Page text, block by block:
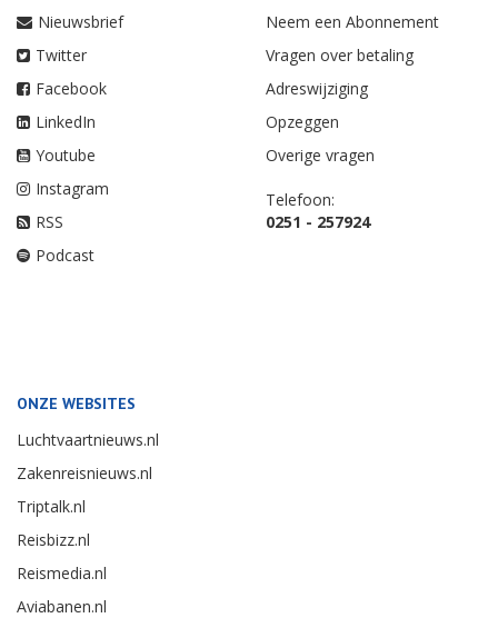
Nieuwsbrief
Twitter
Facebook
LinkedIn
Youtube
Instagram
RSS
Podcast
Neem een Abonnement
Vragen over betaling
Adreswijziging
Opzeggen
Overige vragen
Telefoon:
0251 - 257924
ONZE WEBSITES
Luchtvaartnieuws.nl
Zakenreisnieuws.nl
Triptalk.nl
Reisbizz.nl
Reismedia.nl
Aviabanen.nl